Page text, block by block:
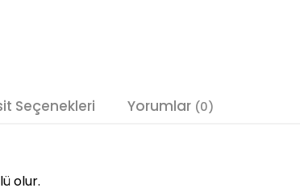
Seçenekleri Yorumlar (0)
olur.